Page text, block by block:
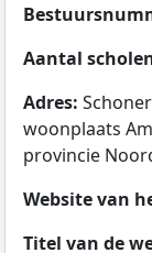
Aantal
Adres:
woonplaats
provincie
Website van
Titel van de